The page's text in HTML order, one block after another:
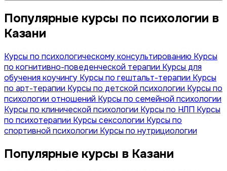
Популярные курсы по психологии в
Казани
Курсы по психологическому консультированию Курсы
по когнитивно-поведенческой терапии Курсы для
обучения коучингу Курсы по гештальт-терапии Курсы
по арт-терапии Курсы по детской психологии Курсы по
психологии отношений Курсы по семейной психологии
Курсы по клинической психологии Курсы по НЛП Курсы
по психотерапии Курсы сексологии Курсы по
спортивной психологии Курсы по нутрициологии
Популярные курсы в Казани